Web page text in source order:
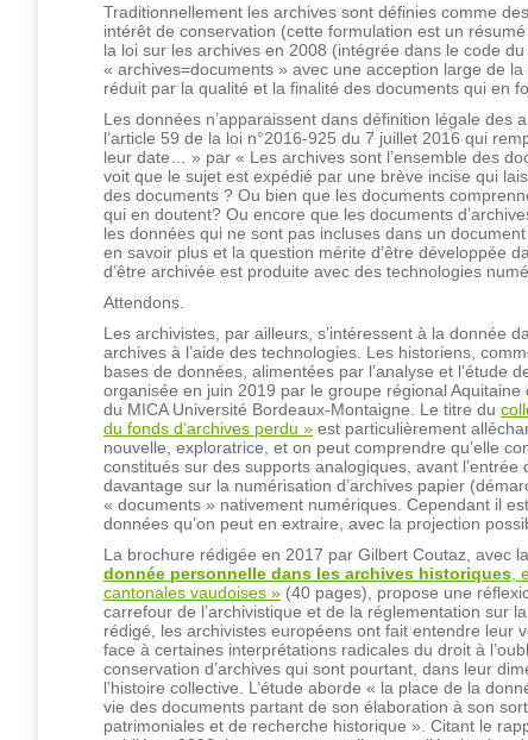
Traditionnellement les archives sont définies comme
intérêt de conservation (cette formulation est un
la loi sur les archives en 2008 (intégrée dans le code
« archives=documents » avec une acception large de
réduit par la qualité et la finalité des documents qui en
Les données n’apparaissent dans définition légale des
l’article 59 de la loi n°2016-925 du 7 juillet 2016 qui
leur date… » par « Les archives sont l’ensemble des
voit que le sujet est expédié par une brève incise qui
des documents ? Ou bien que les documents
qui en doutent? Ou encore que les documents
les données qui ne sont pas incluses dans un
en savoir plus et la question mérite d’être développée
d’être archivée est produite avec des technologies
Attendons.
Les archivistes, par ailleurs, s’intéressent à la donnée
archives à l’aide des technologies. Les historiens,
bases de données, alimentées par l’analyse et l’étude
organisée en juin 2019 par le groupe régional Aquitaine
du MICA Université Bordeaux-Montaigne. Le titre du
du fonds d’archives perdu » est particulièrement
nouvelle, exploratrice, et on peut comprendre qu’elle
constitués sur des supports analogiques, avant
davantage sur la numérisation d’archives papier
« documents » nativement numériques. Cependant il
données qu’on peut en extraire, avec la projection
La brochure rédigée en 2017 par Gilbert Coutaz, avec
donnée personnelle dans les archives historiques
cantonales vaudoises » (40 pages), propose une
carrefour de l’archivistique et de la réglementation sur
rédigé, les archivistes européens ont fait entendre leur
face à certaines interprétations radicales du droit à
conservation d’archives qui sont pourtant, dans leur
l’histoire collective. L’étude aborde « la place de la
vie des documents partant de son élaboration à son
patrimoniales et de recherche historique ». Citant le